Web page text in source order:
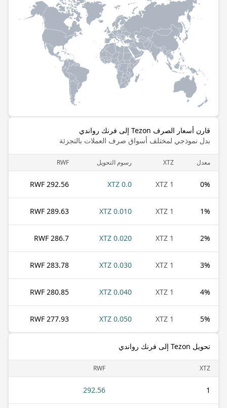
قارن أسعار الصرف Tezon إلى فرنك رواندي
بدل نموذجي لمختلف أسواق صرف العملات بالتجزئة
معدل XTZ رسوم التحويل RWF
0%
1 XTZ
0.0 XTZ
292.56 RWF
1%
1 XTZ
0.010 XTZ
289.63 RWF
2%
1 XTZ
0.020 XTZ
286.7 RWF
3%
1 XTZ
0.030 XTZ
283.78 RWF
4%
1 XTZ
0.040 XTZ
280.85 RWF
5%
1 XTZ
0.050 XTZ
277.93 RWF
تحويل Tezon إلى فرنك رواندي
XTZ
RWF
1
292.56